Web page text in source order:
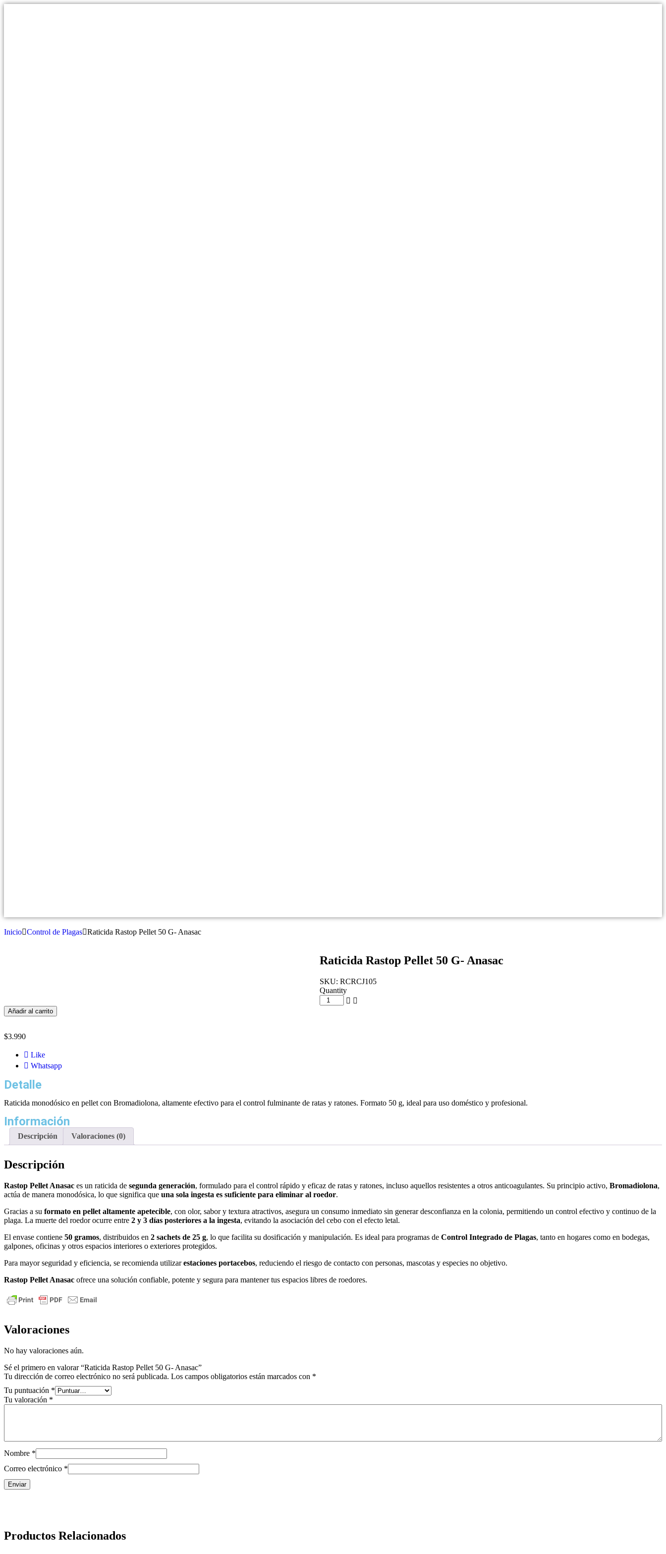
Inicio Control de Plagas Raticida Rastop Pellet 50 G- Anasac
Raticida Rastop Pellet 50 G- Anasac
SKU: RCRCJ105
Quantity
Añadir al carrito
$3.990
Like
Whatsapp
Detalle
Raticida monodósico en pellet con Bromadiolona, altamente efectivo para el control fulminante de ratas y ratones. Formato 50 g, ideal para uso doméstico y profesional.
Información
Descripción Valoraciones (0)
Descripción
Rastop Pellet Anasac es un raticida de segunda generación, formulado para el control rápido y eficaz de ratas y ratones, incluso aquellos resistentes a otros anticoagulantes. Su principio activo, Bromadiolona,
actúa de manera monodósica, lo que significa que una sola ingesta es suficiente para eliminar al roedor.
Gracias a su formato en pellet altamente apetecible, con olor, sabor y textura atractivos, asegura un consumo inmediato sin generar desconfianza en la colonia, permitiendo un control efectivo y continuo de la
plaga. La muerte del roedor ocurre entre 2 y 3 días posteriores a la ingesta, evitando la asociación del cebo con el efecto letal.
El envase contiene 50 gramos, distribuidos en 2 sachets de 25 g, lo que facilita su dosificación y manipulación. Es ideal para programas de Control Integrado de Plagas, tanto en hogares como en bodegas,
galpones, oficinas y otros espacios interiores o exteriores protegidos.
Para mayor seguridad y eficiencia, se recomienda utilizarestaciones portacebos, reduciendo el riesgo de contacto con personas, mascotas y especies no objetivo.
Rastop Pellet Anasac ofrece una solución confiable, potente y segura para mantener tus espacios libres de roedores.
Valoraciones
No hay valoraciones aún.
Sé el primero en valorar “Raticida Rastop Pellet 50 G- Anasac”
Tu dirección de correo electrónico no será publicada. Los campos obligatorios están marcados con *
Tu puntuación *
Tu valoración *
Nombre *
Correo electrónico *
Productos Relacionados